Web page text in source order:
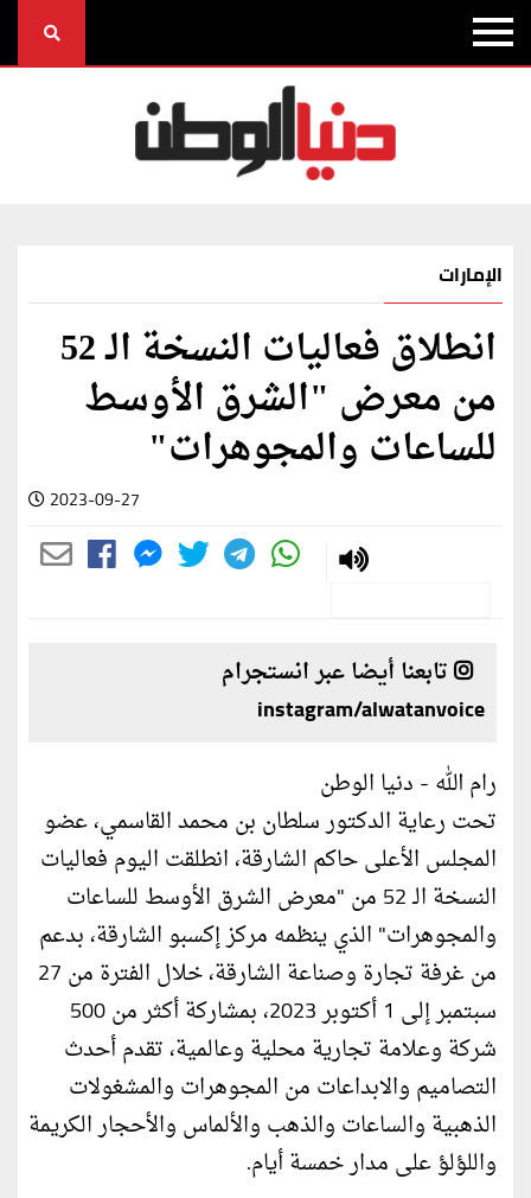
الإمارات
انطلاق فعاليات النسخة الـ 52
من معرض "الشرق الأوسط
للساعات والمجوهرات"
2023-09-27
تابعنا أيضا عبر انستجرام
instagram/alwatanvoice
رام الله - دنيا الوطن
تحت رعاية الدكتور سلطان بن محمد القاسمي، عضو
المجلس الأعلى حاكم الشارقة، انطلقت اليوم فعاليات
النسخة الـ 52 من "معرض الشرق الأوسط للساعات
والمجوهرات" الذي ينظمه مركز إكسبو الشارقة، بدعم
من غرفة تجارة وصناعة الشارقة، خلال الفترة من 27
سبتمبر إلى 1 أكتوبر 2023، بمشاركة أكثر من 500
شركة وعلامة تجارية محلية وعالمية، تقدم أحدث
التصاميم والابداعات من المجوهرات والمشغولات
الذهبية والساعات والذهب والألماس والأحجار الكريمة
واللؤلؤ على مدار خمسة أيام.